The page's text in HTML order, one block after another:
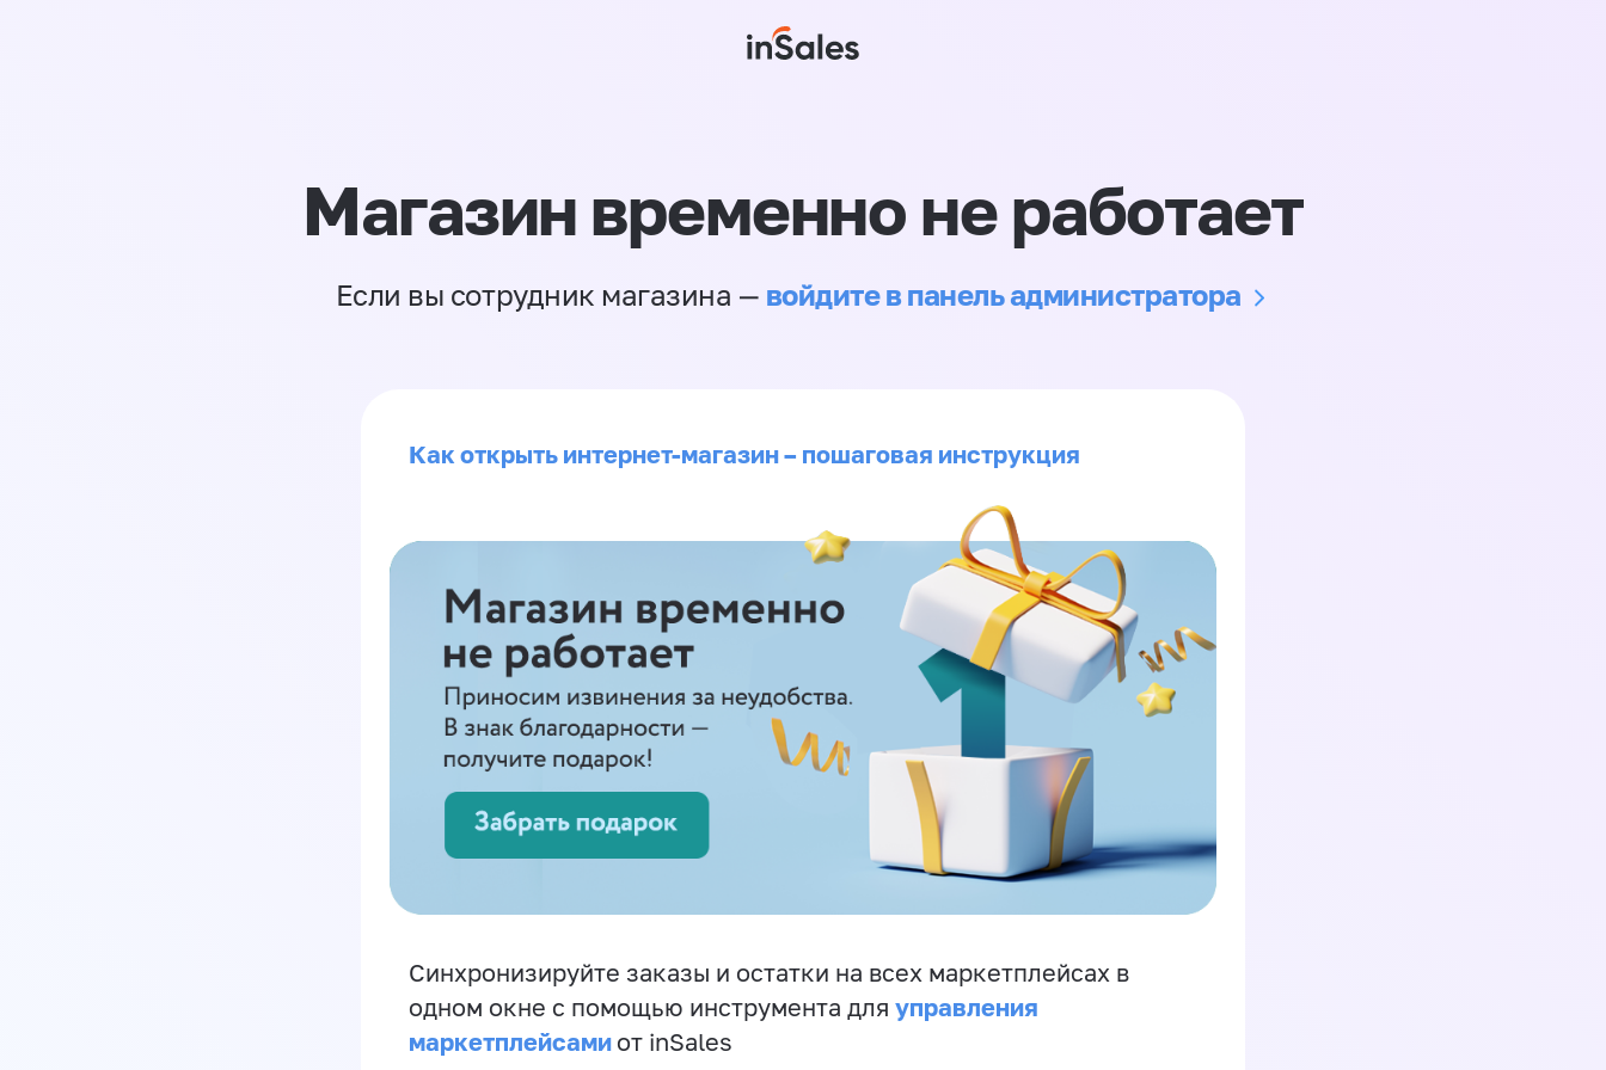
Магазин временно не работает
Если вы сотрудник магазина — войдите в панель администратора
Как открыть интернет-магазин – пошаговая инструкция
Синхронизируйте заказы и остатки на всех маркетплейсах в
одном окне с помощью инструмента для управления
маркетплейсами от inSales